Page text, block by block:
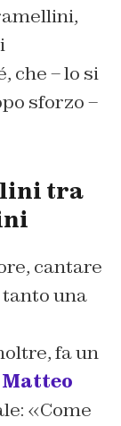
che – lo si
sforzo –
tra
cantare
tanto una
fa un
Matteo
«Come